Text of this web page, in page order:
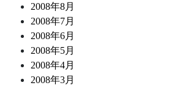
2008年8月
2008年7月
2008年6月
2008年5月
2008年4月
2008年3月